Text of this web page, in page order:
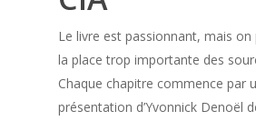
Le livre est passionnant, mais
la place trop importante des
Chaque chapitre commence par
présentation d’Yvonnick Denoël